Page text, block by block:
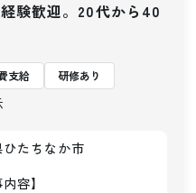
験歓迎。20代から40
支給
研修あり
たちなか市
内容】